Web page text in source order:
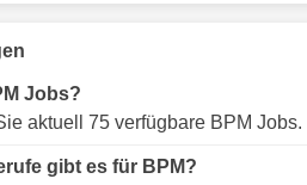
Jobs?
aktuell 75 verfügbare BPM Jobs.
gibt es für BPM?